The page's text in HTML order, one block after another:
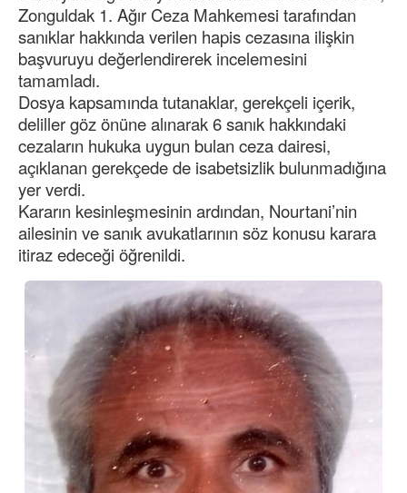
Zonguldak 1. Ağır Ceza Mahkemesi tarafından
sanıklar hakkında verilen hapis cezasına ilişkin
başvuruyu değerlendirerek incelemesini
tamamladı.
Dosya kapsamında tutanaklar, gerekçeli içerik,
deliller göz önüne alınarak 6 sanık hakkındaki
cezaların hukuka uygun bulan ceza dairesi,
açıklanan gerekçede de isabetsizlik bulunmadığına
yer verdi.
Kararın kesinleşmesinin ardından, Nourtani’nin
ailesinin ve sanık avukatlarının söz konusu karara
itiraz edeceği öğrenildi.